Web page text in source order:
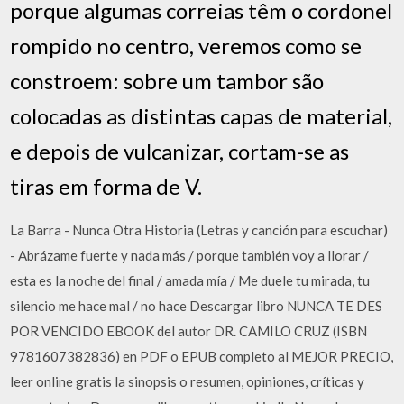
porque algumas correias têm o cordonel
rompido no centro, veremos como se
constroem: sobre um tambor são
colocadas as distintas capas de material,
e depois de vulcanizar, cortam-se as
tiras em forma de V.
La Barra - Nunca Otra Historia (Letras y canción para escuchar)
- Abrázame fuerte y nada más / porque también voy a llorar /
esta es la noche del final / amada mía / Me duele tu mirada, tu
silencio me hace mal / no hace Descargar libro NUNCA TE DES
POR VENCIDO EBOOK del autor DR. CAMILO CRUZ (ISBN
9781607382836) en PDF o EPUB completo al MEJOR PRECIO,
leer online gratis la sinopsis o resumen, opiniones, críticas y